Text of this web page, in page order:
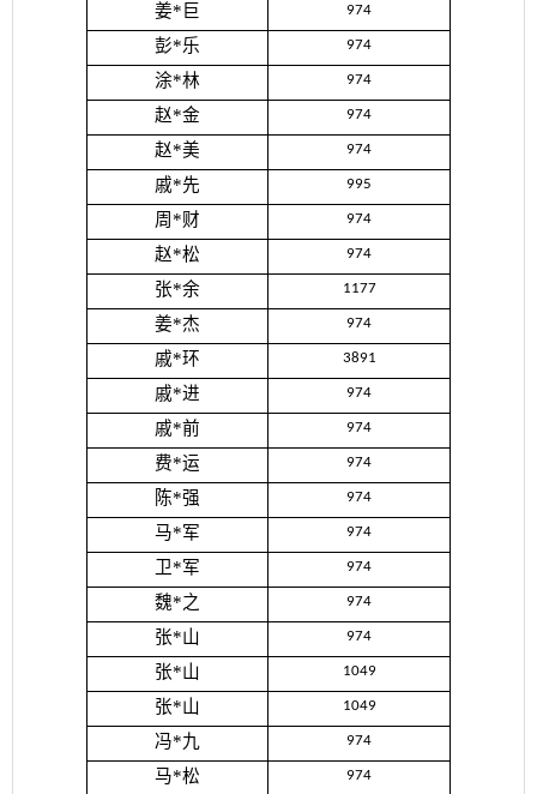
姜*巨 974
彭*乐 974
涂*林 974
赵*金 974
赵*美 974
戚*先 995
周*财 974
赵*松 974
张*余 1177
姜*杰 974
戚*环 3891
戚*进 974
戚*前 974
费*运 974
陈*强 974
马*军 974
卫*军 974
魏*之 974
张*山 974
张*山 1049
张*山 1049
冯*九 974
马*松 974